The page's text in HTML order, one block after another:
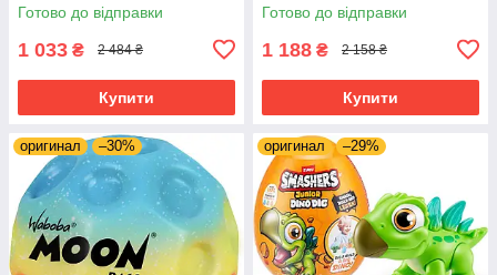
Готово до відправки
1 033 ₴ 2 484 ₴
Купити
Готово до відправки
1 188 ₴ 2 158 ₴
Купити
оригинал –30% оригинал –29%